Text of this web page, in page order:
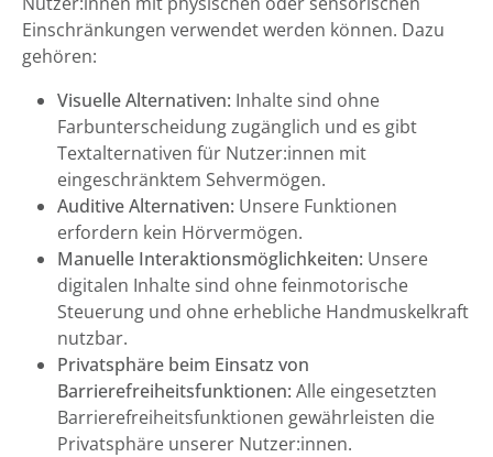
Einschränkungen verwendet werden können. Dazu
gehören:
Visuelle Alternativen: Inhalte sind ohne
Farbunterscheidung zugänglich und es gibt
Textalternativen für Nutzer:innen mit
eingeschränktem Sehvermögen.
Auditive Alternativen: Unsere Funktionen
erfordern kein Hörvermögen.
Manuelle Interaktionsmöglichkeiten: Unsere
digitalen Inhalte sind ohne feinmotorische
Steuerung und ohne erhebliche Handmuskelkraft
nutzbar.
Privatsphäre beim Einsatz von
Barrierefreiheitsfunktionen: Alle eingesetzten
Barrierefreiheitsfunktionen gewährleisten die
Privatsphäre unserer Nutzer:innen.